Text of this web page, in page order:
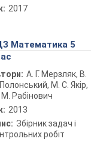
2017
Математика 5
А. Г. Мерзляк, В.
М. С. Якір,
Рабінович
2013
Збірник задач і
робіт